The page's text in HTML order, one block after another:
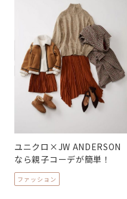
ユニクロ×JW ANDERSON
なら親子コーデが簡単！
ファッション